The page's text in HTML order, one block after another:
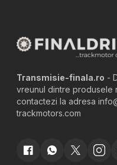
Transmisie-finala.ro -
vreunul dintre produsele
contactezi la adresa
trackmotors.com